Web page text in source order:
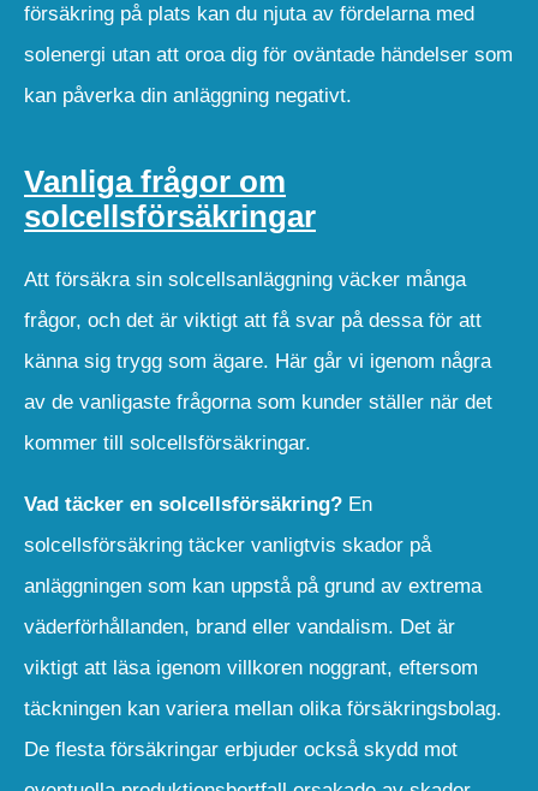
försäkring på plats kan du njuta av fördelarna med
solenergi utan att oroa dig för oväntade händelser som
kan påverka din anläggning negativt.
Vanliga frågor om
solcellsförsäkringar
Att försäkra sin solcellsanläggning väcker många
frågor, och det är viktigt att få svar på dessa för att
känna sig trygg som ägare. Här går vi igenom några
av de vanligaste frågorna som kunder ställer när det
kommer till solcellsförsäkringar.
Vad täcker en solcellsförsäkring? En
solcellsförsäkring täcker vanligtvis skador på
anläggningen som kan uppstå på grund av extrema
väderförhållanden, brand eller vandalism. Det är
viktigt att läsa igenom villkoren noggrant, eftersom
täckningen kan variera mellan olika försäkringsbolag.
De flesta försäkringar erbjuder också skydd mot